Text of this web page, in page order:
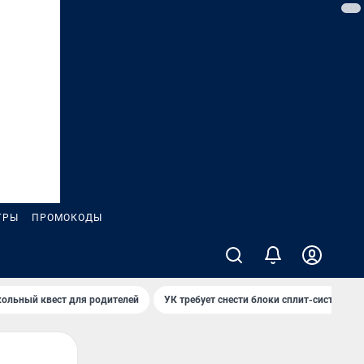
ПРОМОКОДЫ
квест для родителей УК требует снести блоки сплит-систем